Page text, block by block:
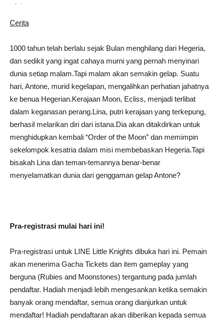
Cerita
1000 tahun telah berlalu sejak Bulan menghilang dari Hegeria,
dan sedikit yang ingat cahaya murni yang pernah menyinari
dunia setiap malam.Tapi malam akan semakin gelap. Suatu
hari, Antone, murid kegelapan, mengalihkan perhatian jahatnya
ke benua Hegerian.Kerajaan Moon, Ecliss, menjadi terlibat
dalam keganasan perang.Lina, putri kerajaan yang terkepung,
berhasil melarikan diri dari istana.Dia akan ditakdirkan untuk
menghidupkan kembali “Order of the Moon” dan memimpin
sekelompok kesatria dalam misi membebaskan Hegeria.Tapi
bisakah Lina dan teman-temannya benar-benar
menyelamatkan dunia dari genggaman gelap Antone?
Pra-registrasi mulai hari ini!
Pra-registrasi untuk LINE Little Knights dibuka hari ini. Pemain
akan menerima Gacha Tickets dan item gameplay yang
berguna (Rubies and Moonstones) tergantung pada jumlah
pendaftar. Hadiah menjadi lebih mengesankan ketika semakin
banyak orang mendaftar, semua orang dianjurkan untuk
mendaftar! Hadiah pendaftaran akan diberikan kepada semua